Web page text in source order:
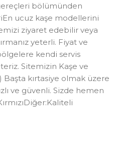
bölümünden
ucuz kaşe modellerini
ziyaret edebilir veya
yeterli. Fiyat ve
kendi servis
Sitemizin Kaşe ve
Başta kırtasiye olmak üzere
ve güvenli. Sizde hemen